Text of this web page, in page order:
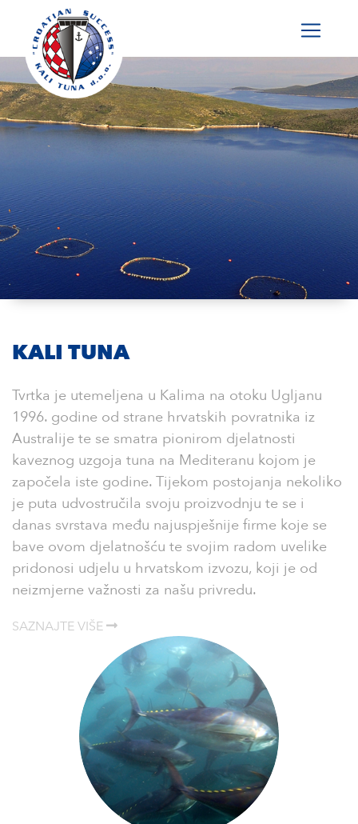
KALI TUNA
Tvrtka je utemeljena u Kalima na otoku Ugljanu
1996. godine od strane hrvatskih povratnika iz
Australije te se smatra pionirom djelatnosti
kaveznog uzgoja tuna na Mediteranu kojom je
započela iste godine. Tijekom postojanja nekoliko
je puta udvostručila svoju proizvodnju te se i
danas svrstava među najuspješnije firme koje se
bave ovom djelatnošću te svojim radom uvelike
pridonosi udjelu u hrvatskom izvozu, koji je od
neizmjerne važnosti za našu privredu.
SAZNAJTE VIŠE